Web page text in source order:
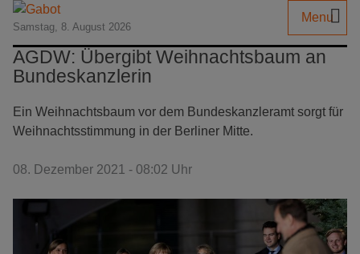
Samstag, 8. August 2026
Menu
AGDW: Übergibt Weihnachtsbaum an
Bundeskanzlerin
Ein Weihnachtsbaum vor dem Bundeskanzleramt sorgt für
Weihnachtsstimmung in der Berliner Mitte.
08. Dezember 2021 - 08:02 Uhr